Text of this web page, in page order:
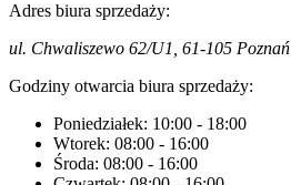
Adres biura sprzedaży:
ul. Chwaliszewo 62/U1, 61-105 Poznań
Godziny otwarcia biura sprzedaży:
Poniedziałek: 10:00 - 18:00
Wtorek: 08:00 - 16:00
Środa: 08:00 - 16:00